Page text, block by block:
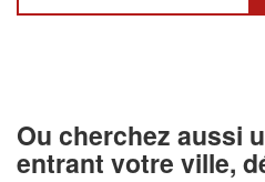
Ou cherchez aussi
entrant votre ville,